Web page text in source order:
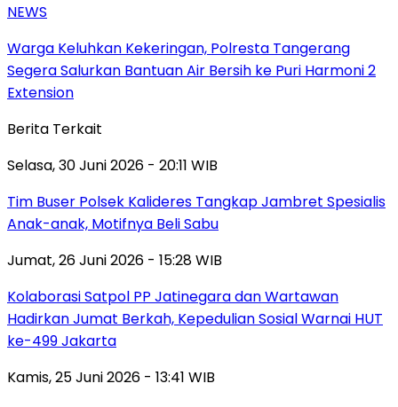
NEWS
Warga Keluhkan Kekeringan, Polresta Tangerang
Segera Salurkan Bantuan Air Bersih ke Puri Harmoni 2
Extension
Berita Terkait
Selasa, 30 Juni 2026 - 20:11 WIB
Tim Buser Polsek Kalideres Tangkap Jambret Spesialis
Anak-anak, Motifnya Beli Sabu
Jumat, 26 Juni 2026 - 15:28 WIB
Kolaborasi Satpol PP Jatinegara dan Wartawan
Hadirkan Jumat Berkah, Kepedulian Sosial Warnai HUT
ke-499 Jakarta
Kamis, 25 Juni 2026 - 13:41 WIB